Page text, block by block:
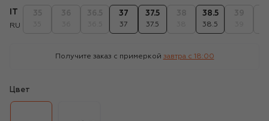
RU
37
37
37.5
37.5
38.5
38.5
Получите заказ с примеркой завтра c 18:00
Цвет